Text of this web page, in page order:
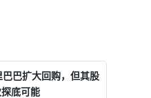
巴巴扩大回购，但其股
底可能